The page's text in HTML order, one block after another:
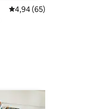
Calificación
4,94 (65)